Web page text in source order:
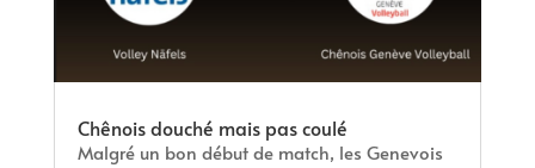
Chênois douché mais pas coulé
Malgré un bon début de match, les Genevois